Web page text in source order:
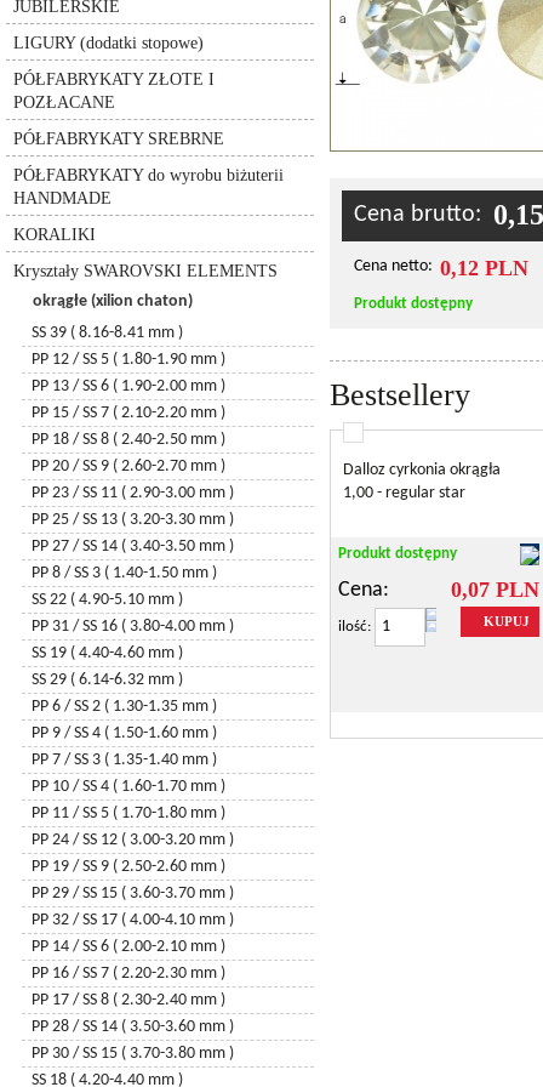
JUBILERSKIE
wiertła
LIGURY (dodatki stopowe)
do srebra
inne
PÓŁFABRYKATY ZŁOTE I
POZŁACANE
złote
pozłacane
łańcuszki
PÓŁFABRYKATY SREBRNE
szpilki
kulki
łańcuszki
rurki
pierścionki
PÓŁFABRYKATY do wyrobu biżuterii
HANDMADE
zakończenia jubilerskie
zawieszki jubilerskie
elementy montażowe
przekładki i rurki jubilerskie
druty, linki, żyłki
łańcuszki metalowe
zawieszki
KORALIKI
lawa wulkaniczna
jaspis
kulki discoball
kulki ceramiczne
kulki metalowe
kulki akrylowe
koraliki MIYUKI
agat
Kryształy SWAROVSKI ELEMENTS
okrągłe (xilion chaton)
SS 39 ( 8.16-8.41 mm )
PP 12 / SS 5 ( 1.80-1.90 mm )
PP 13 / SS 6 ( 1.90-2.00 mm )
PP 15 / SS 7 ( 2.10-2.20 mm )
PP 18 / SS 8 ( 2.40-2.50 mm )
PP 20 / SS 9 ( 2.60-2.70 mm )
PP 23 / SS 11 ( 2.90-3.00 mm )
PP 25 / SS 13 ( 3.20-3.30 mm )
PP 27 / SS 14 ( 3.40-3.50 mm )
PP 8 / SS 3 ( 1.40-1.50 mm )
SS 22 ( 4.90-5.10 mm )
PP 31 / SS 16 ( 3.80-4.00 mm )
SS 19 ( 4.40-4.60 mm )
SS 29 ( 6.14-6.32 mm )
PP 6 / SS 2 ( 1.30-1.35 mm )
PP 9 / SS 4 ( 1.50-1.60 mm )
PP 7 / SS 3 ( 1.35-1.40 mm )
PP 10 / SS 4 ( 1.60-1.70 mm )
PP 11 / SS 5 ( 1.70-1.80 mm )
PP 24 / SS 12 ( 3.00-3.20 mm )
PP 19 / SS 9 ( 2.50-2.60 mm )
PP 29 / SS 15 ( 3.60-3.70 mm )
PP 32 / SS 17 ( 4.00-4.10 mm )
PP 14 / SS 6 ( 2.00-2.10 mm )
PP 16 / SS 7 ( 2.20-2.30 mm )
PP 17 / SS 8 ( 2.30-2.40 mm )
PP 28 / SS 14 ( 3.50-3.60 mm )
PP 30 / SS 15 ( 3.70-3.80 mm )
SS 18 ( 4.20-4.40 mm )
6530 – pure drop
6764 – clover pendant
6000
6100
6735 - leaf
6721 - starfish
6723 - shell
6714 - star
6860 - krzyżyk
6866 - krzyżyk
6864 - krzyżyk
6911 – kaputt owal
6790 - coral (3 springs)
6791 – coral (2 springs)
6215 - serce
6262 - serce miss u
6264 - serce truly in love
6320 – romb
6328 – becone
5040 – briolette bead
6904 - lily
6900 - ginko
6704 - snowflake
6023 – xirius raindrop
6049 – round disc
6748 – edelweiss
6792 – infinity
6540 – twisted drop
6650 – cubist
6685 – graphic
6261 – 2 U heart
6091 – flat baroque
6525 - wave
3009 – button
3221 – twist sew-on
6012 - flat briolette
6480 – spike pendant
6020 - helix
6734 - pure leaf
6465 - queen baguette
6017 - crystalactite
Cena brutto:
Cena netto: 0,12 PLN
Produkt dostępny
Bestsellery
Dalloz cyrkonia okrągła
1,00 - regular star
Produkt dostępny
Cena: 0,07 PLN
ilość: KUPUJ